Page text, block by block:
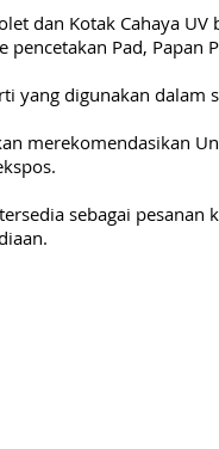
dan Kotak Cahaya
Pad, Papan
yang digunakan dalam
merekomendasikan
sebagai